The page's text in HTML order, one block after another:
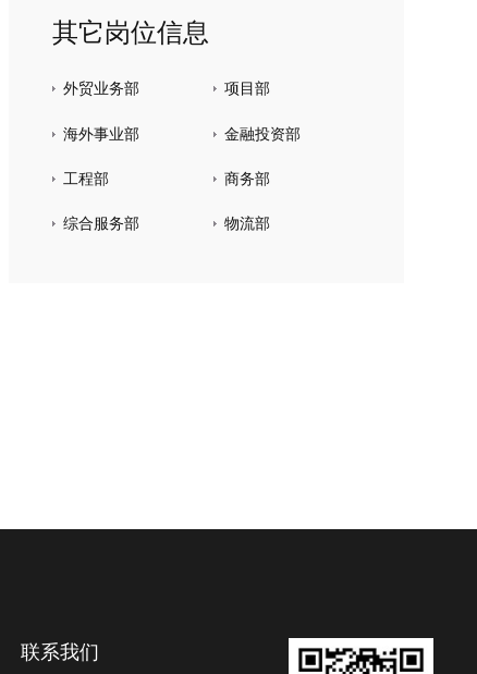
其它岗位信息
外贸业务部 项目部
海外事业部 金融投资部
工程部 商务部
综合服务部 物流部
联系我们